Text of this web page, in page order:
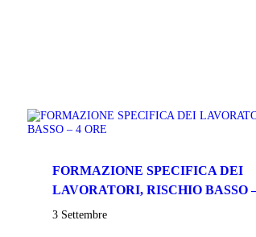
FORMAZIONE SPECIFICA DEI
LAVORATORI, RISCHIO BASSO
3 Settembre